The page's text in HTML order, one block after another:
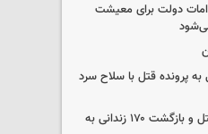
دولت برای معیشت
پرونده قتل با سلاح سرد
صلح در سه پرونده قتل و بازگشت ۱۷۰ زندانی به